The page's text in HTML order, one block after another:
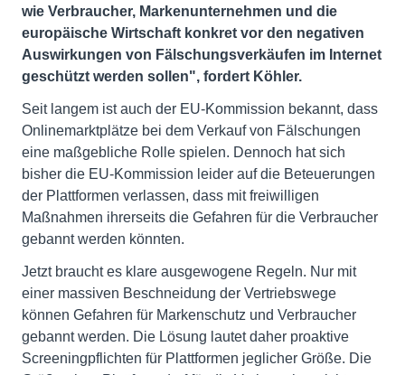
wie Verbraucher, Markenunternehmen und die
europäische Wirtschaft konkret vor den negativen
Auswirkungen von Fälschungsverkäufen im Internet
geschützt werden sollen", fordert Köhler.
Seit langem ist auch der EU-Kommission bekannt, dass
Onlinemarktplätze bei dem Verkauf von Fälschungen
eine maßgebliche Rolle spielen. Dennoch hat sich
bisher die EU-Kommission leider auf die Beteuerungen
der Plattformen verlassen, dass mit freiwilligen
Maßnahmen ihrerseits die Gefahren für die Verbraucher
gebannt werden könnten.
Jetzt braucht es klare ausgewogene Regeln. Nur mit
einer massiven Beschneidung der Vertriebswege
können Gefahren für Markenschutz und Verbraucher
gebannt werden. Die Lösung lautet daher proaktive
Screeningpflichten für Plattformen jeglicher Größe. Die